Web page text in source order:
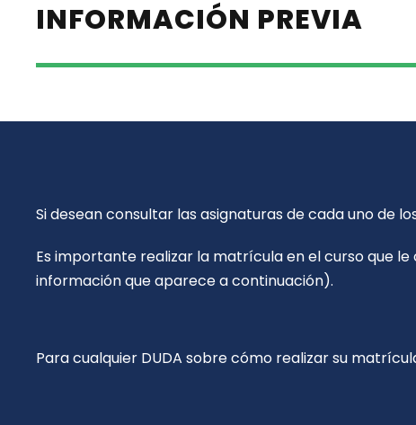
INFORMACIÓN PREVIA
Si desean consultar las asignaturas de cada uno de
Es importante realizar la matrícula en el curso que
información que aparece a continuación).
Para cualquier DUDA sobre cómo realizar su